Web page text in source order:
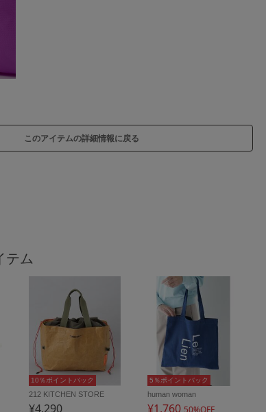
このアイテムの詳細情報に戻る
テム
10％ポイントバック
212 KITCHEN STORE
¥4,290
5％ポイントバック
human woman
¥1,760